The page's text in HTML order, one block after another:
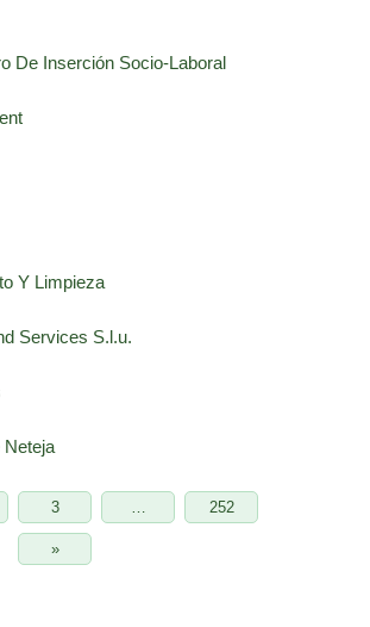
De Inserción Socio-Laboral
Y Limpieza
Services S.l.u.
3 … 252
»